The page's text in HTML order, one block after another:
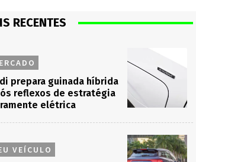
RECENTES
prepara guinada híbrida
reflexos de estratégia
elétrica
VEÍCULO